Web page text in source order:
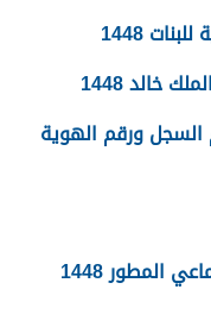
1448
خالد 1448
السجل ورقم الهوية
المطور 1448